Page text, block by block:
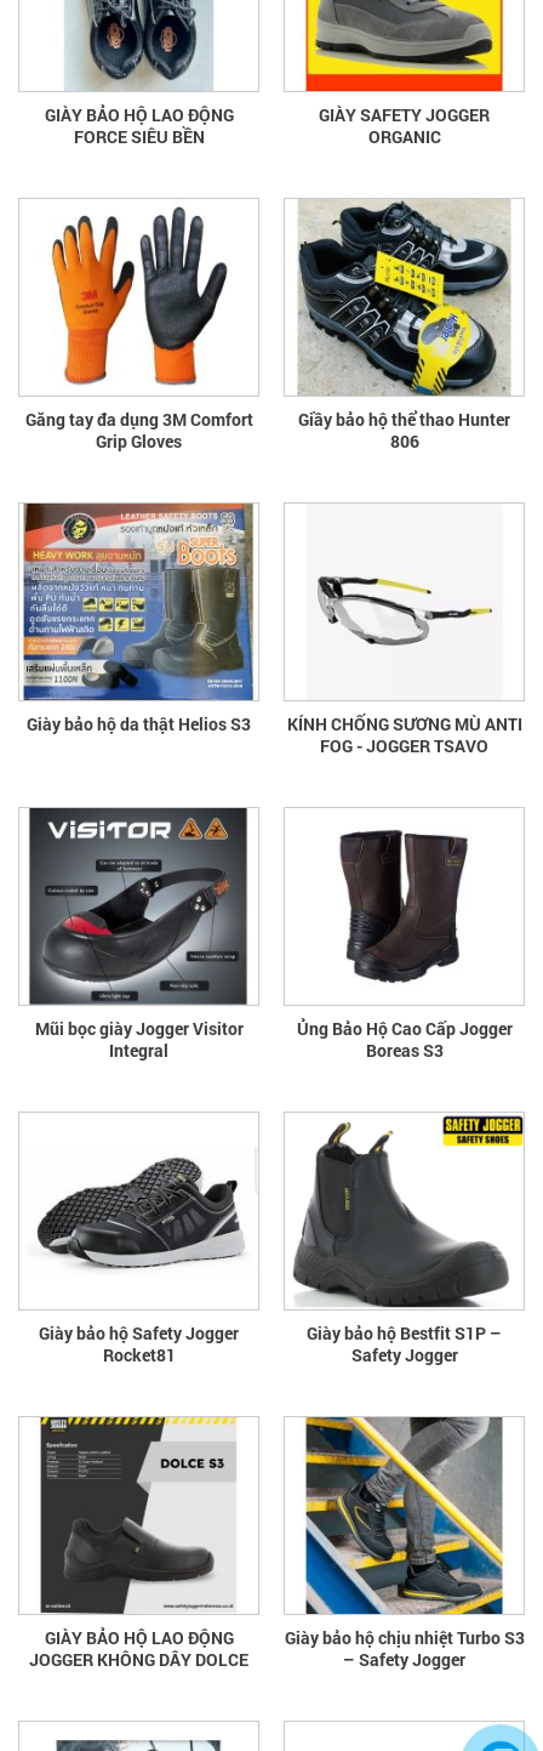
GIÀY BẢO HỘ LAO ĐỘNG
FORCE SIÊU BỀN
GIÀY SAFETY JOGGER
ORGANIC
Găng tay đa dụng 3M Comfort
Grip Gloves
Giầy bảo hộ thể thao Hunter
806
Giày bảo hộ da thật Helios S3
KÍNH CHỐNG SƯƠNG MÙ ANTI
FOG - JOGGER TSAVO
Mũi bọc giày Jogger Visitor
Integral
Ủng Bảo Hộ Cao Cấp Jogger
Boreas S3
Giày bảo hộ Safety Jogger
Rocket81
Giày bảo hộ Bestfit S1P –
Safety Jogger
GIÀY BẢO HỘ LAO ĐỘNG
JOGGER KHÔNG DÂY DOLCE
Giày bảo hộ chịu nhiệt Turbo S3
– Safety Jogger